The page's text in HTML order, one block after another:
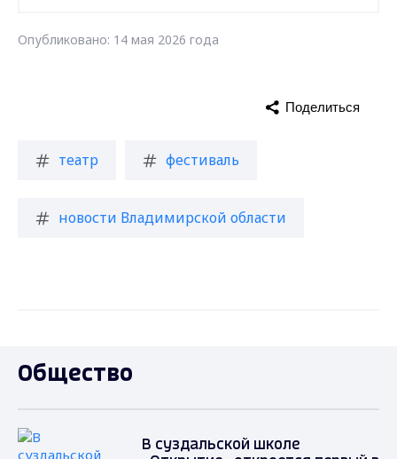
Опубликовано: 14 мая 2026 года
театр фестиваль
новости Владимирской области
Поделиться
Общество
В суздальской школе